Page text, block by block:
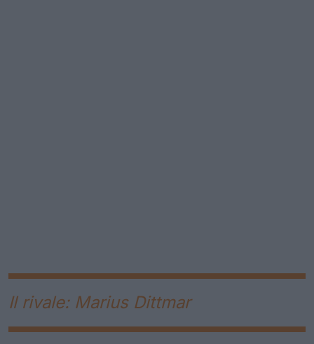
Il rivale: Marius Dittmar